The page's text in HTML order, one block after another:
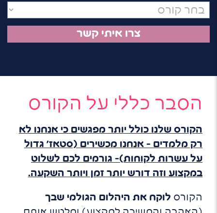
הסבר כללי על הקורס
הקורס שלנו כולל יותר מפגשים כי אנחנו לא
רק מלמדים – אנחנו מכשירים (סטאז' גדול
על עשרות לקוחות)- גורמים לכם לשלוט
במקצוע וזה דורש יותר זמן ויותר השקעה.
הקורס לוקח את היהלום הגולמי שבך